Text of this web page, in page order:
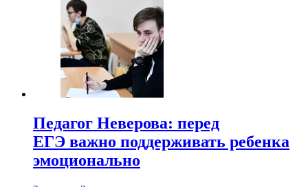
Педагог Неверова: перед
ЕГЭ важно поддерживать ребенка
эмоционально